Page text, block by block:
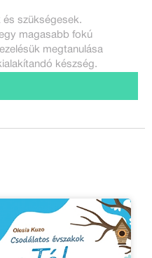
és szükségesek.
magasabb fokú
megtanulása
készség.